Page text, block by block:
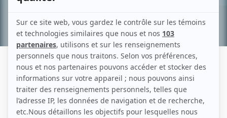
GILLES DOLLARD HUOT
Liens
Fiche de Gilles Dollard Huot sur Showbizz.net